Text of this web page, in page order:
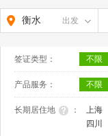
衡水 出发
签证类型： 不限
产品服务： 不限
长期居住地 ： 上海
四川